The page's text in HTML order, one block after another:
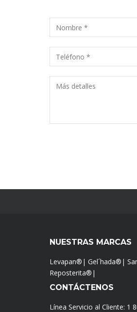
NUESTRAS MARCAS
Levapan® | Gel´hada® |
Reposterita® |
CONTÁCTENOS
Línea Servicio al Cliente: 1